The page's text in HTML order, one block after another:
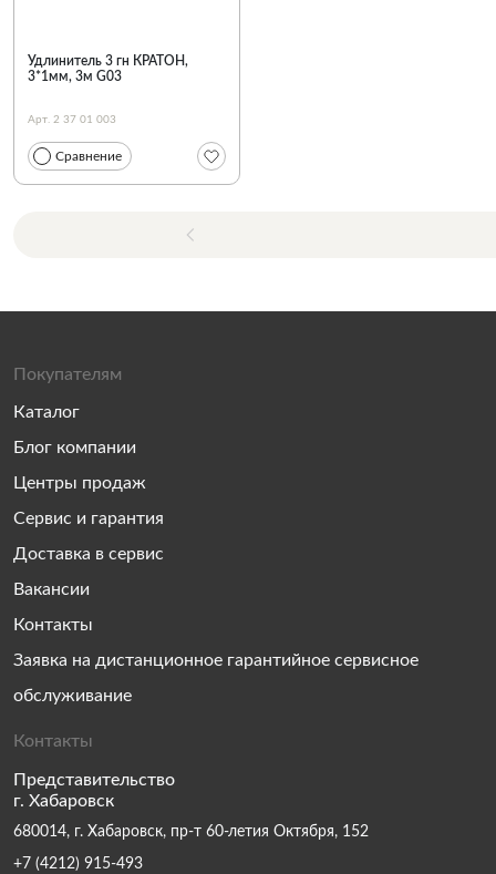
Удлинитель 3 гн КРАТОН,
3*1мм, 3м G03
Арт. 2 37 01 003
Сравнение
Покупателям
Каталог
Блог компании
Центры продаж
Сервис и гарантия
Доставка в сервис
Вакансии
Контакты
Заявка на дистанционное гарантийное сервисное
обслуживание
Контакты
Представительство
г. Хабаровск
680014, г. Хабаровск, пр-т 60-летия Октября, 152
+7 (4212) 915-493